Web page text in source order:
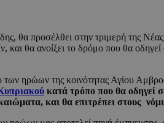
θα προσέλθει στην τριμερή της
θα ανοίξει το δρόμο που θα
ηρώων της κοινότητας Αγίου
κατά τρόπο που θα οδηγεί
και θα επιτρέπει στους